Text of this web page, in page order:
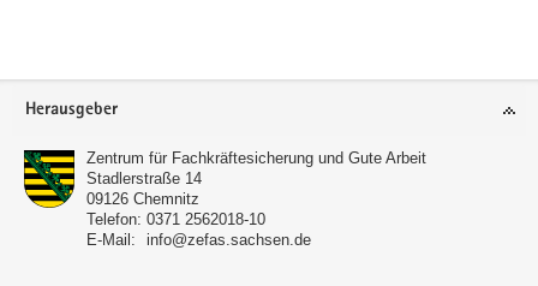
Footer-
Herausgeber
Zentrum für Fachkräftesicherung und Gute Arbeit
Stadlerstraße 14
09126 Chemnitz
Telefon: 0371 2562018-10
E-Mail:
info@zefas.sachsen.de